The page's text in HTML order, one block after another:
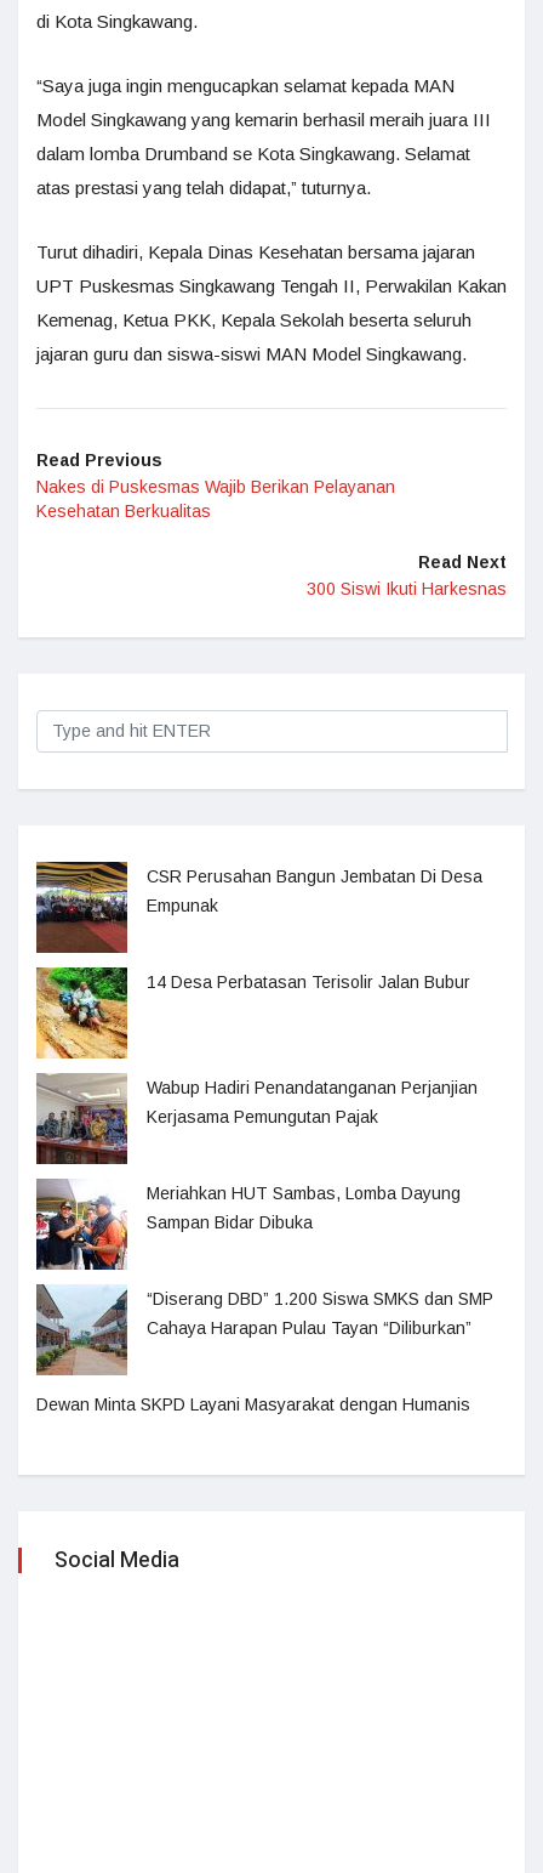
di Kota Singkawang.
“Saya juga ingin mengucapkan selamat kepada MAN
Model Singkawang yang kemarin berhasil meraih juara III
dalam lomba Drumband se Kota Singkawang. Selamat
atas prestasi yang telah didapat,” tuturnya.
Turut dihadiri, Kepala Dinas Kesehatan bersama jajaran
UPT Puskesmas Singkawang Tengah II, Perwakilan Kakan
Kemenag, Ketua PKK, Kepala Sekolah beserta seluruh
jajaran guru dan siswa-siswi MAN Model Singkawang.
Read Previous
Nakes di Puskesmas Wajib Berikan Pelayanan
Kesehatan Berkualitas
Read Next
300 Siswi Ikuti Harkesnas
CSR Perusahan Bangun Jembatan Di Desa
Empunak
14 Desa Perbatasan Terisolir Jalan Bubur
Wabup Hadiri Penandatanganan Perjanjian
Kerjasama Pemungutan Pajak
Meriahkan HUT Sambas, Lomba Dayung
Sampan Bidar Dibuka
“Diserang DBD” 1.200 Siswa SMKS dan SMP
Cahaya Harapan Pulau Tayan “Diliburkan”
Dewan Minta SKPD Layani Masyarakat dengan Humanis
Social Media